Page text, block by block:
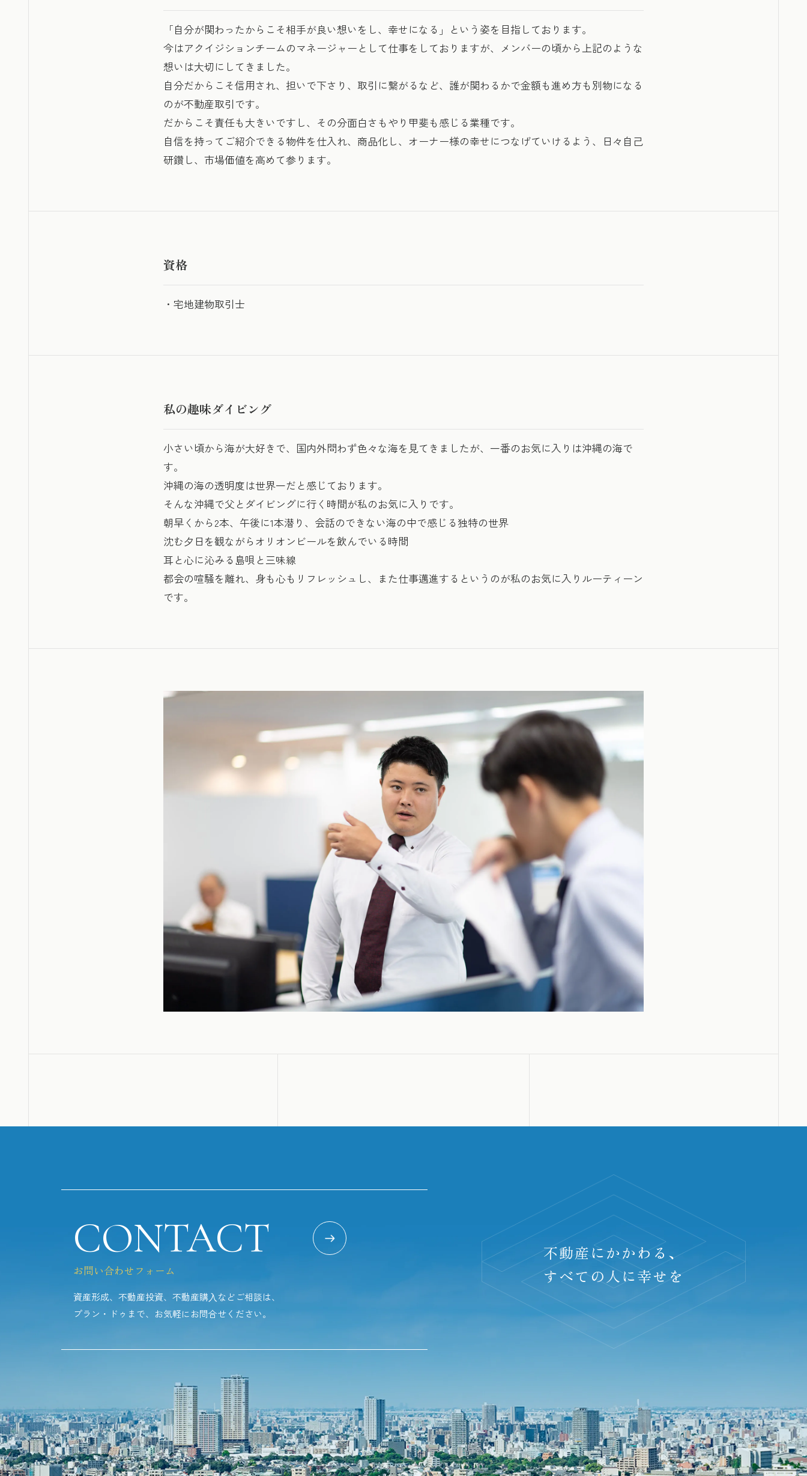
「自分が関わったからこそ相手が良い想いをし、幸せになる」という姿を目指しております。
今はアクイジションチームのマネージャーとして仕事をしておりますが、メンバーの頃から上記のような
想いは大切にしてきました。
自分だからこそ信用され、担いで下さり、取引に繋がるなど、誰が関わるかで金額も進め方も別物になる
のが不動産取引です。
だからこそ責任も大きいですし、その分面白さもやり甲斐も感じる業種です。
自信を持ってご紹介できる物件を仕入れ、商品化し、オーナー様の幸せにつなげていけるよう、日々自己
研鑽し、市場価値を高めて参ります。
資格
・宅地建物取引士
私の趣味ダイビング
小さい頃から海が大好きで、国内外問わず色々な海を見てきましたが、一番のお気に入りは沖縄の海で
す。
沖縄の海の透明度は世界一だと感じております。
そんな沖縄で父とダイビングに行く時間が私のお気に入りです。
朝早くから2本、午後に1本潜り、会話のできない海の中で感じる独特の世界
沈む夕日を観ながらオリオンビールを飲んでいる時間
耳と心に沁みる島唄と三味線
都会の喧騒を離れ、身も心もリフレッシュし、また仕事邁進するというのが私のお気に入りルーティーン
です。
CONTACT
お問い合わせフォーム
資産形成、不動産投資、不動産購⼊などご相談は、
プラン・ドゥまで、お気軽にお問合せください。
不動産にかかわる、
すべての人に幸せを